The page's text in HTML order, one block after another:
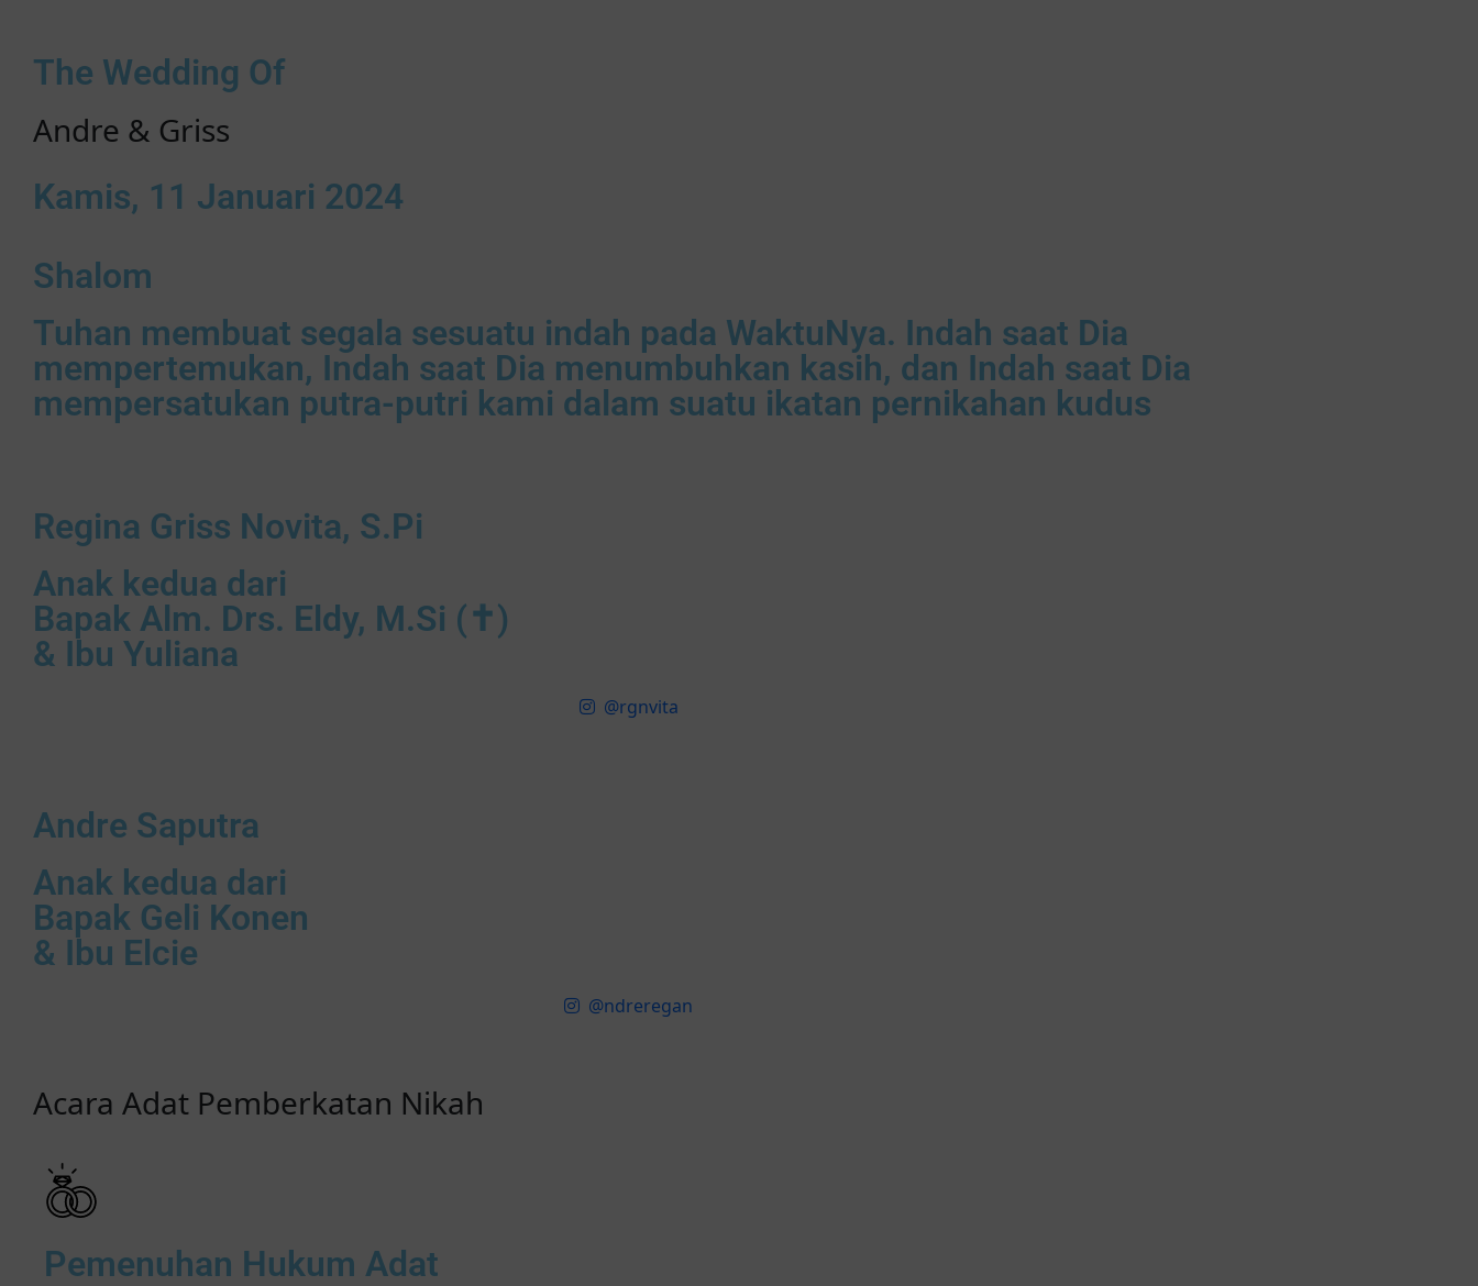
The Wedding Of
Andre & Griss
Kamis, 11 Januari 2024
Shalom
Tuhan membuat segala sesuatu indah pada WaktuNya. Indah saat Dia
mempertemukan, Indah saat Dia menumbuhkan kasih, dan Indah saat Dia
mempersatukan putra-putri kami dalam suatu ikatan pernikahan kudus
Regina Griss Novita, S.Pi
Anak kedua dari
Bapak Alm. Drs. Eldy, M.Si (✝)
& Ibu Yuliana
@rgnvita
Andre Saputra
Anak kedua dari
Bapak Geli Konen
& Ibu Elcie
@ndreregan
Acara Adat Pemberkatan Nikah
Pemenuhan Hukum Adat